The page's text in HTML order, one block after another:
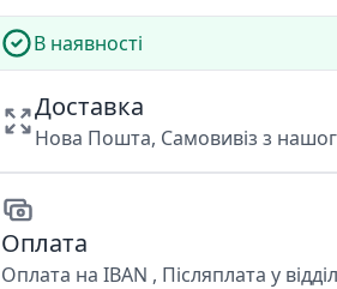
В наявності
Доставка
Нова Пошта, Самовивіз з
Оплата
Оплата на IBAN , Післяплата у